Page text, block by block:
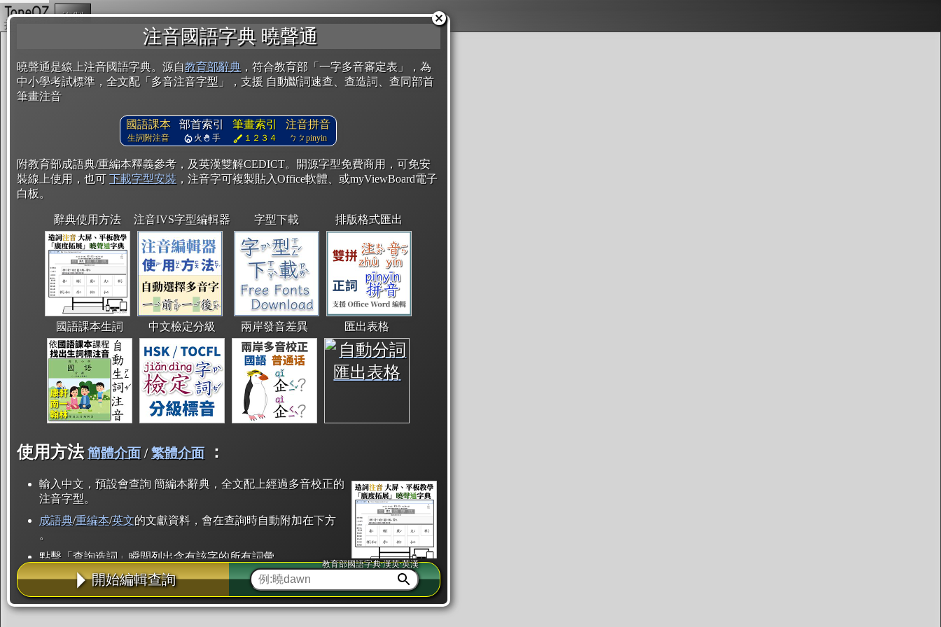
注音國語字典 曉聲通
曉聲通是線上注音國語字典。源自教育部辭典 ，符合教育部「一字多音審定表」，為
中小學考試標準，全文配「多音注音字型」，支援 自動斷詞速查、查造詞、查同部首
筆畫注音
國語課本
生詞附注音
部首索引
火 手
筆畫索引
１２３４
注音拼音
ㄅㄆpinyin
附教育部成語典/重編本釋義參考，及英漢雙解CEDICT。開源字型免費商用，可免安
裝線上使用，也可 下載字型安裝 ，注音字可複製貼入Office軟體、或myViewBoard電子
白板。
辭典使用方法 注音IVS字型編輯器 字型下載 排版格式匯出
國語課本生詞 中文檢定分級 兩岸發音差異 匯出表格
使用方法 簡體介面/繁體介面 ：
輸入中文，預設會查詢 簡編本辭典，全文配上經過多音校正的
注音字型。
成語典/重編本/英文的文獻資料，會在查詢時自動附加在下方
。
點擊「查詢造詞」瞬間列出含有該字的所有詞彙。
點「部首」瞬間列出所有「同部首字」。也支援查詢「同注音」或「同筆畫」。
辭典解釋的全文都經過自動斷詞，點擊便可瞬間「連續查詢」此字詞的解釋，不
用手動重複輸入。
開始編輯查詢
教育部國語字典·漢英·英漢
複製